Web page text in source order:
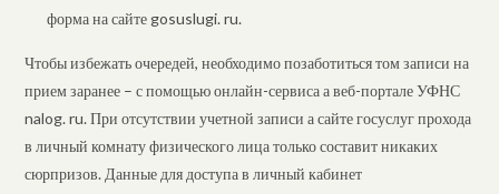
форма на сайте gosuslugi. ru.
Чтобы избежать очередей, необходимо позаботиться том записи на
прием заранее – с помощью онлайн-сервиса а веб-портале УФНС
nalog. ru. При отсутствии учетной записи а сайте госуслуг прохода
в личный комнату физического лица только составит никаких
сюрпризов. Данные для доступа в личный кабинет